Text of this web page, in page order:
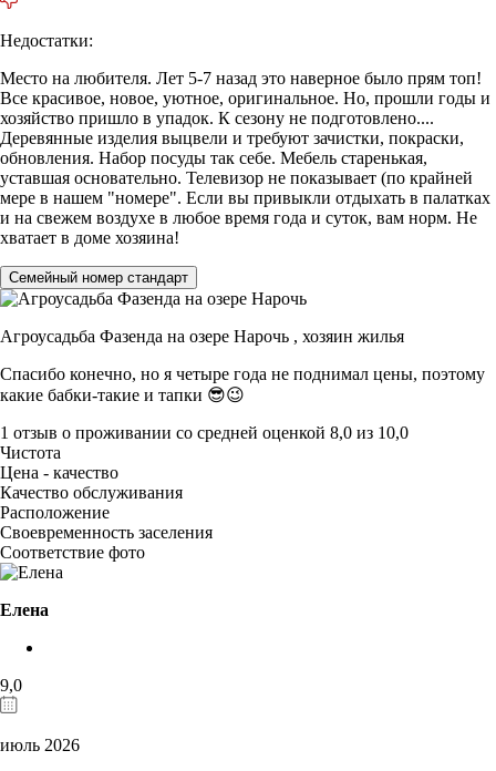
Недостатки:
Место на любителя. Лет 5-7 назад это наверное было прям топ!
Все красивое, новое, уютное, оригинальное. Но, прошли годы и
хозяйство пришло в упадок. К сезону не подготовлено....
Деревянные изделия выцвели и требуют зачистки, покраски,
обновления. Набор посуды так себе. Мебель старенькая,
уставшая основательно. Телевизор не показывает (по крайней
мере в нашем "номере". Если вы привыкли отдыхать в палатках
и на свежем воздухе в любое время года и суток, вам норм. Не
хватает в доме хозяина!
Семейный номер стандарт
Агроусадьба Фазенда на озере Нарочь , хозяин жилья
Спасибо конечно, но я четыре года не поднимал цены, поэтому
какие бабки-такие и тапки 😎😉
1 отзыв о проживании со средней оценкой 8,0 из 10,0
Чистота
Цена - качество
Качество обслуживания
Расположение
Своевременность заселения
Соответствие фото
Елена
9,0
июль 2026